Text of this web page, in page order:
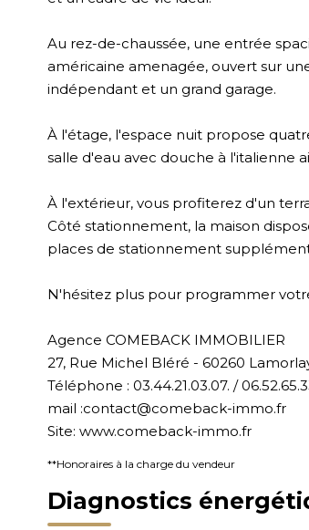
Au rez-de-chaussée, une entrée
américaine amenagée, ouvert sur
indépendant et un grand garage.
À l'étage, l'espace nuit propose
salle d'eau avec douche à l'italienne
À l'extérieur, vous profiterez d'un
Côté stationnement, la maison
places de stationnement
N'hésitez plus pour programmer
Agence COMEBACK IMMOBILIER
27, Rue Michel Bléré - 60260
Téléphone : 03.44.21.03.07. /
mail :contact@comeback-immo.fr
Site: www.comeback-immo.fr
**Honoraires à la charge du vendeur
Diagnostics